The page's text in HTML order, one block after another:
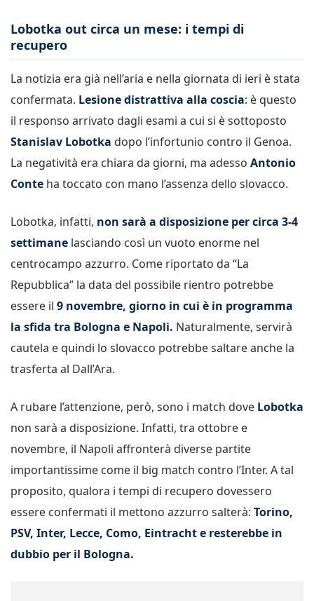
Lobotka out circa un mese: i tempi di
recupero
La notizia era già nell’aria e nella giornata di ieri è stata
confermata. Lesione distrattiva alla coscia: è questo
il responso arrivato dagli esami a cui si è sottoposto
Stanislav Lobotka dopo l’infortunio contro il Genoa.
La negatività era chiara da giorni, ma adesso Antonio
Conte ha toccato con mano l’assenza dello slovacco.
Lobotka, infatti, non sarà a disposizione per circa 3-4
settimane lasciando così un vuoto enorme nel
centrocampo azzurro. Come riportato da “La
Repubblica” la data del possibile rientro potrebbe
essere il 9 novembre, giorno in cui è in programma
la sfida tra Bologna e Napoli. Naturalmente, servirà
cautela e quindi lo slovacco potrebbe saltare anche la
trasferta al Dall’Ara.
A rubare l’attenzione, però, sono i match dove Lobotka
non sarà a disposizione. Infatti, tra ottobre e
novembre, il Napoli affronterà diverse partite
importantissime come il big match contro l’Inter. A tal
proposito, qualora i tempi di recupero dovessero
essere confermati il mettono azzurro salterà: Torino,
PSV, Inter, Lecce, Como, Eintracht e resterebbe in
dubbio per il Bologna.